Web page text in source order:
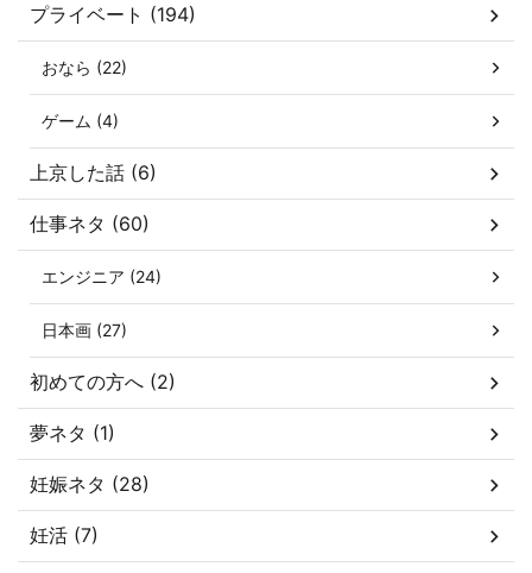
プライベート (194)
おなら (22)
ゲーム (4)
上京した話 (6)
仕事ネタ (60)
エンジニア (24)
日本画 (27)
初めての方へ (2)
夢ネタ (1)
妊娠ネタ (28)
妊活 (7)